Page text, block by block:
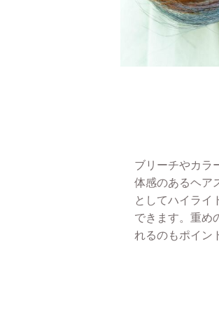
ブリーチやカラ
体感のあるヘア
としてハイライ
できます。重め
れるのもポイン